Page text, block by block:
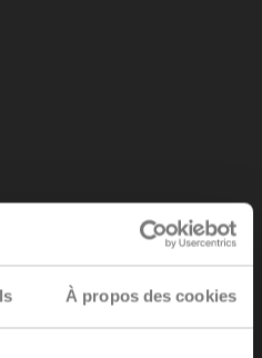
À propos des cookies
pour la réfrigération